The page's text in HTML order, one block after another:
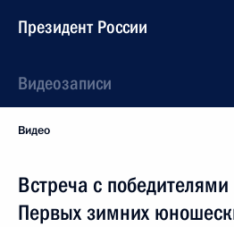
Президент России
Видеозаписи
Видео
Встреча с
Первых зимних